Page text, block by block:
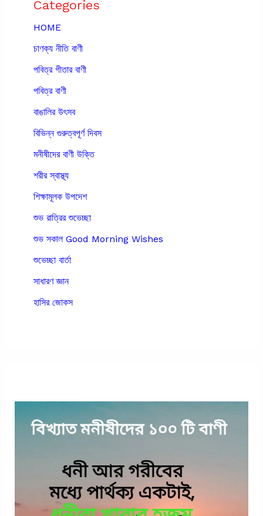
Categories
HOME
চাণক্য নীতি বাণী
পবিত্র গীতার বাণী
পবিত্র বাণী
বাঙালির উৎসব
বিভিন্ন গুরুত্বপূর্ণ দিবস
মনীষীদের বাণী উক্তি
শরীর স্বাস্থ্য
শিক্ষামূলক উপদেশ
শুভ রাত্রির শুভেচ্ছা
শুভ সকাল Good Morning Wishes
শুভেচ্ছা বার্তা
সাধারণ জ্ঞান
হাসির জোকস